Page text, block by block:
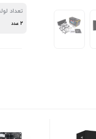
تعداد
2 عدد